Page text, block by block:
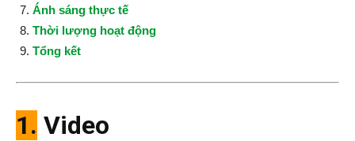
Ánh sáng thực tế
Thời lượng hoạt động
Tổng kết
1. Video